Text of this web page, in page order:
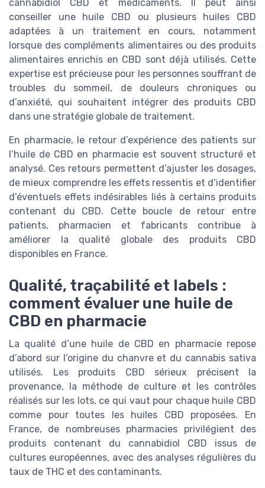
cannabidiol CBD et médicaments. Il peut ainsi
conseiller une huile CBD ou plusieurs huiles CBD
adaptées à un traitement en cours, notamment
lorsque des compléments alimentaires ou des produits
alimentaires enrichis en CBD sont déjà utilisés. Cette
expertise est précieuse pour les personnes souffrant de
troubles du sommeil, de douleurs chroniques ou
d’anxiété, qui souhaitent intégrer des produits CBD
dans une stratégie globale de traitement.
En pharmacie, le retour d’expérience des patients sur
l’huile de CBD en pharmacie est souvent structuré et
analysé. Ces retours permettent d’ajuster les dosages,
de mieux comprendre les effets ressentis et d’identifier
d’éventuels effets indésirables liés à certains produits
contenant du CBD. Cette boucle de retour entre
patients, pharmacien et fabricants contribue à
améliorer la qualité globale des produits CBD
disponibles en France.
Qualité, traçabilité et labels :
comment évaluer une huile de
CBD en pharmacie
La qualité d’une huile de CBD en pharmacie repose
d’abord sur l’origine du chanvre et du cannabis sativa
utilisés. Les produits CBD sérieux précisent la
provenance, la méthode de culture et les contrôles
réalisés sur les lots, ce qui vaut pour chaque huile CBD
comme pour toutes les huiles CBD proposées. En
France, de nombreuses pharmacies privilégient des
produits contenant du cannabidiol CBD issus de
cultures européennes, avec des analyses régulières du
taux de THC et des contaminants.